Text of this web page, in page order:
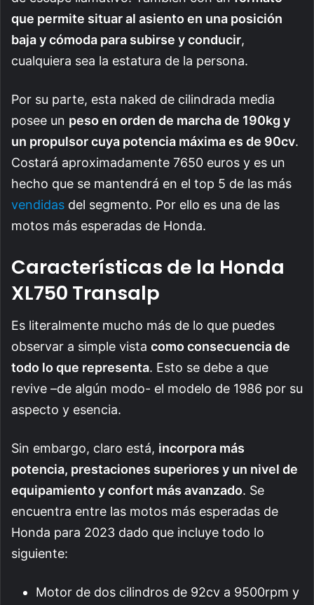
que permite situar al asiento en una posición
baja y cómoda para subirse y conducir,
cualquiera sea la estatura de la persona.
Por su parte, esta naked de cilindrada media
posee un peso en orden de marcha de 190kg y
un propulsor cuya potencia máxima es de 90cv.
Costará aproximadamente 7650 euros y es un
hecho que se mantendrá en el top 5 de las más
vendidas del segmento. Por ello es una de las
motos más esperadas de Honda.
Características de la Honda
XL750 Transalp
Es literalmente mucho más de lo que puedes
observar a simple vista como consecuencia de
todo lo que representa. Esto se debe a que
revive –de algún modo- el modelo de 1986 por su
aspecto y esencia.
Sin embargo, claro está, incorpora más
potencia, prestaciones superiores y un nivel de
equipamiento y confort más avanzado. Se
encuentra entre las motos más esperadas de
Honda para 2023 dado que incluye todo lo
siguiente:
Motor de dos cilindros de 92cv a 9500rpm y